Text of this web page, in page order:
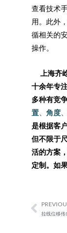
查看技术
用。此外
循相关的
操作。
上海齐
十余年专
多种有竞
置、 角度、
是根据客
但不限于
活的方案
定制。如
Prev
拉线位移传